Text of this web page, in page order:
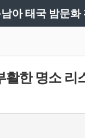
아 태국 밤문화
활한 명소 리